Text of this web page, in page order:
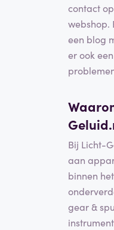
contact
webshop.
een blog
er ook
Bij Licht-
aan
binnen
gear &